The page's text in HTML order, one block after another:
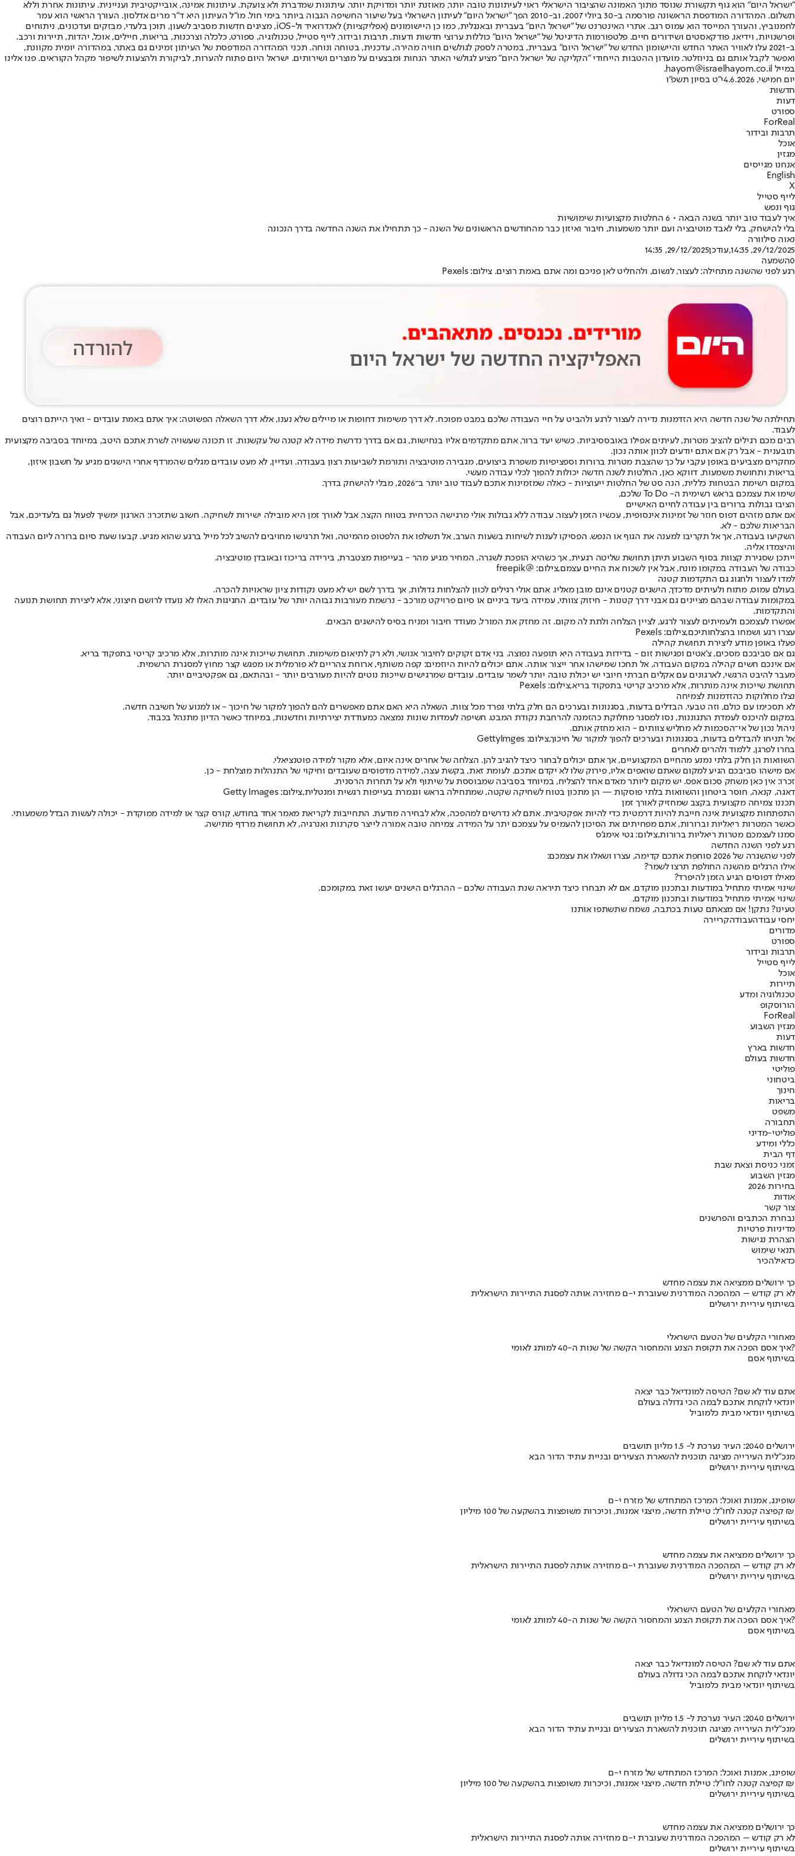
"ישראל היום" הוא גוף תקשורת שנוסד מתוך האמונה שהציבור הישראלי ראוי לעיתונות טובה יותר, מאוזנת יותר ומדויקת יותר. עיתונות שמדברת ולא צועקת. עיתונות אמינה, אובייקטיבית ועניינית. עיתונות אחרת וללא
תשלום. המהדורה המודפסת הראשונה פורסמה ב-30 ביולי 2007, וב-2010 הפך "ישראל היום" לעיתון הישראלי בעל שיעור החשיפה הגבוה ביותר בימי חול. מו"ל העיתון היא ד"ר מרים אדלסון. העורך הראשי הוא עמר
לחמנוביץ, והעורך המייסד הוא עמוס רגב. אתרי האינטרנט של "ישראל היום" בעברית ובאנגלית, כמו כן היישומונים (אפליקציות) לאנדרואיד ול-iOS, מציגים חדשות מסביב לשעון, תוכן בלעדי, מבזקים ועדכונים, ניתוחים
ופרשנויות, וידיאו, פודקאסטים ושידורים חיים. פלטפורמות הדיגיטל של "ישראל היום" כוללות ערוצי חדשות ודעות, תרבות ובידור, לייף סטייל, טכנולוגיה, ספורט, כלכלה וצרכנות, בריאות, חיילים, אוכל, יהדות, תיירות ורכב.
ב-2021 עלו לאוויר האתר החדש והיישומון החדש של "ישראל היום" בעברית, במטרה לספק לגולשים חוויה מהירה, עדכנית, בטוחה ונוחה. תכני המהדורה המודפסת של העיתון זמינים גם באתר, במהדורה יומית מקוונת,
ואפשר לקבל אותם גם בניוזלטר. מועדון ההטבות הייחודי "הקליקה של ישראל היום" מציע לגולשי האתר הנחות ומבצעים על מוצרים ושירותים. ישראל היום פתוח להערות, לביקורת ולהצעות לשיפור מקהל הקוראים. פנו אלינו
במייל hayom@israelhayom.co.il.
יום חמישי, 4.6.2026
י"ט בסיון תשפ"ו
חדשות
דעות
ספורט
ForReal
תרבות ובידור
אוכל
מגזין
אנחנו מגייסים
English
X
לייף סטייל
גוף ונפש
איך לעבוד טוב יותר בשנה הבאה • 6 החלטות מקצועיות שימושיות
בלי להישחק, בלי לאבד מוטיבציה ועם יותר משמעות, חיבור ואיזון כבר מהחודשים הראשונים של השנה - כך תתחילו את השנה החדשה בדרך הנכונה
נאוה סילוורה
29/12/2025, 14:35
,עודכן29/12/2025, 14:35
0השמעה
רגע לפני שהשנה מתחילה: לעצור, לנשום, ולהחליט לאן פניכם ומה אתם באמת רוצים. צילום: Pexels
תחילתה של שנה חדשה היא הזדמנות נדירה לעצור לרגע ולהביט על חיי העבודה שלכם במבט מפוכח. לא דרך משימות דחופות או מיילים שלא נענו, אלא דרך השאלה הפשוטה: איך אתם באמת עובדים - ואיך הייתם רוצים
לעבוד.
רבים מכם רגילים להציב מטרות, לעיתים אפילו באובססיביות. כשיש יעד ברור, אתם מתקדמים אליו בנחישות, גם אם בדרך נדרשת מידה לא קטנה של עקשנות. זו תכונה שעשויה לשרת אתכם היטב, במיוחד בסביבה מקצועית
תובענית - אבל רק אם אתם יודעים לכוון אותה נכון.
מחקרים מצביעים באופן עקבי על כך שהצבת מטרות ברורות וספציפיות משפרת ביצועים, מגבירה מוטיבציה ותורמת לשביעות רצון בעבודה. ועדיין, לא מעט עובדים מגלים שהמרדף אחרי הישגים מגיע על חשבון איזון,
בריאות ותחושת משמעות. דווקא כאן, החלטות לשנה חדשה יכולות להפוך לכלי עבודה מעשי.
במקום רשימת הבטחות כללית, הנה סט של החלטות ייעוציות - כאלה שמזמינות אתכם לעבוד טוב יותר ב־2026, מבלי להישחק בדרך.
שימו את עצמכם בראש רשימית ה- To Do שלכם,
הציבו גבולות ברורים בין עבודה לחיים האישיים
אם אתם מזהים דפוס חוזר של זמינות אינסופית, עכשיו הזמן לעצור. עבודה ללא גבולות אולי מרגישה הכרחית בטווח הקצר, אבל לאורך זמן היא מובילה ישירות לשחיקה. חשוב שתזכרו: הארגון ימשיך לפעול גם בלעדיכם, אבל
הבריאות שלכם - לא.
השקיעו בעבודה, אך אל תקריבו למענה את הגוף או הנפש. הפסיקו לענות לשיחות בשעות הערב, אל תשלפו את הלפטופ מהמיטה, ואל תרגישו מחויבים להשיב לכל מייל ברגע שהוא מגיע. קבעו שעת סיום ברורה ליום העבודה
והיצמדו אליה.
ייתכן שסגירת קצוות בסוף השבוע תיתן תחושת שליטה רגעית, אך כשהיא הופכת לשגרה, המחיר מגיע מהר - בעייפות מצטברת, בירידה בריכוז ובאובדן מוטיבציה.
כבודה של העבודה במקומו מונח, אבל אין לשכוח את החיים עצמם,צילום: @freepik
למדו לעצור ולחגוג גם התקדמות קטנה
בעולם עמוס, מתוח ולעיתים מדכדך, הישגים קטנים אינם מובן מאליו. אתם אולי רגילים לכוון להצלחות גדולות, אך בדרך לשם יש לא מעט נקודות ציון שראויות להכרה.
במקומות עבודה שבהם מציינים גם אבני דרך קטנות - חיזוק צוותי, עמידה ביעד ביניים או סיום פרויקט מורכב - נרשמת מעורבות גבוהה יותר של עובדים. החגיגות האלו לא נועדו לרושם חיצוני, אלא ליצירת תחושת תנועה
והתקדמות.
אפשרו לעצמכם ולעמיתים לעצור לרגע, לציין הצלחה ולתת לה מקום. זה מחזק את המורל, מעודד חיבור ומניח בסיס להישגים הבאים.
עצרו רגע ושמחו בהצלחותיכם,צילום: Pexels
פעלו באופן מודע ליצירת תחושת קהילה
גם אם סביבכם מסכים, צ’אטים ופגישות זום - בדידות בעבודה היא תופעה נפוצה. בני אדם זקוקים לחיבור אנושי, ולא רק לתיאום משימות. תחושת שייכות אינה מותרות, אלא מרכיב קריטי בתפקוד בריא.
אם אינכם חשים קהילה במקום העבודה, אל תחכו שמישהו אחר ייצור אותה. אתם יכולים להיות היוזמים: קפה משותף, ארוחת צהריים לא פורמלית או מפגש קצר מחוץ למסגרת הרשמית.
מעבר להיבט הרגשי, לארגונים עם אקלים חברתי חיובי יש יכולת טובה יותר לשמר עובדים. עובדים שמרגישים שייכות נוטים להיות מעורבים יותר - ובהתאם, גם אפקטיביים יותר.
תחושת שייכות אינה מותרות, אלא מרכיב קריטי בתפקוד בריא,צילום: Pexels
נצלו מחלוקות כהזדמנות לצמיחה
לא תסכימו עם כולם, וזה טבעי. הבדלים בדעות, בסגנונות ובערכים הם חלק בלתי נפרד מכל צוות. השאלה היא האם אתם מאפשרים להם להפוך למקור של חיכוך - או למנוע של חשיבה חדשה.
במקום להיכנס לעמדת התגוננות, נסו למסגר מחלוקת כהזמנה להרחבת נקודת המבט. חשיפה לעמדות שונות נמצאה כמעודדת יצירתיות וחדשנות, במיוחד כאשר הדיון מתנהל בכבוד.
ניהול נכון של אי־הסכמות לא מחליש צוותים - הוא מחזק אותם.
אל תניחו להבדלים בדעות, בסגנונות ובערכים להפוך למקור של חיכוך,צילום: GettyImges
בחרו לפרגן, ללמוד ולהרים לאחרים
השוואות הן חלק בלתי נמנע מהחיים המקצועיים, אך אתם יכולים לבחור כיצד להגיב להן. הצלחה של אחרים אינה איום, אלא מקור למידה פוטנציאלי.
אם מישהו סביבכם הגיע למקום שאתם שואפים אליו, פירוק שלו לא יקדם אתכם. לעומת זאת, בקשת עצה, למידה מדפוסים שעובדים וחיקוי של התנהלות מוצלחת - כן.
זכרו: אין כאן משחק סכום אפס. יש מקום ליותר מאדם אחד להצליח, במיוחד בסביבה שמבוססת על שיתוף ולא על תחרות הרסנית.
דאגה, קנאה, חוסר ביטחון והשוואות בלתי פוסקות — הן מתכון בטוח לשחיקה שקטה, שמתחילה בראש ונגמרת בעייפות רגשית ומנטלית,צילום: Getty Images
תכננו צמיחה מקצועית בקצב שמחזיק לאורך זמן
התפתחות מקצועית אינה חייבת להיות דרמטית כדי להיות אפקטיבית. אתם לא נדרשים למהפכה, אלא לבחירה מודעת. התחייבות לקריאת מאמר אחד בחודש, קורס קצר או למידה ממוקדת - יכולה לעשות הבדל משמעותי.
כאשר המטרות ריאליות וברורות, אתם מפחיתים את הסיכון להעמיס על עצמכם יתר על המידה. צמיחה טובה אמורה לייצר סקרנות ואנרגיה, לא תחושת מרדף מתישה.
סמנו לעצמכם מטרות ריאליות ברורות,צילום: גטי אימג'ס
רגע לפני השנה החדשה
לפני שהשגרה של 2026 סוחפת אתכם קדימה, עצרו ושאלו את עצמכם:
אילו הרגלים מהשנה החולפת תרצו לשמר?
מאילו דפוסים הגיע הזמן להיפרד?
שינוי אמיתי מתחיל במודעות ובתכנון מוקדם. אם לא תבחרו כיצד תיראה שנת העבודה שלכם - ההרגלים הישנים יעשו זאת במקומכם.
שינוי אמיתי מתחיל במודעות ובתכנון מוקדם,
טעינו? נתקן! אם מצאתם טעות בכתבה, נשמח שתשתפו אותנו
יחסי עבודהעבודהקריירה
מדורים
ספורט
תרבות ובידור
לייף סטייל
אוכל
תיירות
טכנולוגיה ומדע
הורוסקופ
ForReal
מגזין השבוע
דעות
חדשות בארץ
חדשות בעולם
פוליטי
ביטחוני
חינוך
בריאות
משפט
תחבורה
פוליטי-מדיני
כללי ומידע
דף הבית
זמני כניסת וצאת שבת
מגזין השבוע
בחירות 2026
אודות
צור קשר
נבחרת הכתבים והפרשנים
מדיניות פרטיות
הצהרת נגישות
תנאי שימוש
כדאילהכיר
כך ירושלים ממציאה את עצמה מחדש
לא רק קודש – המהפכה המודרנית שעוברת י-ם מחזירה אותה לפסגת התיירות הישראלית
בשיתוף עיריית ירושלים
מאחורי הקלעים של הטעם הישראלי
איך אסם הפכה את תקופת הצנע והמחסור הקשה של שנות ה-40 למותג לאומי?
בשיתוף אסם
אתם עוד לא שם? הטיסה למונדיאל כבר יצאה
יונדאי לוקחת אתכם לבמה הכי גדולה בעולם
בשיתוף יונדאי מבית כלמוביל
ירושלים 2040: העיר נערכת ל- 1.5 מליון תושבים
מנכ"לית העירייה מציגה תוכנית להשארת הצעירים ובניית עתיד הדור הבא
בשיתוף עיריית ירושלים
שופינג, אמנות ואוכל: המרכז המתחדש של מזרח י-ם
קפיצה קטנה לחו"ל: טיילת חדשה, מיצגי אמנות, וכיכרות משופצות בהשקעה של 100 מיליון ₪
בשיתוף עיריית ירושלים
כך ירושלים ממציאה את עצמה מחדש
לא רק קודש – המהפכה המודרנית שעוברת י-ם מחזירה אותה לפסגת התיירות הישראלית
בשיתוף עיריית ירושלים
מאחורי הקלעים של הטעם הישראלי
איך אסם הפכה את תקופת הצנע והמחסור הקשה של שנות ה-40 למותג לאומי?
בשיתוף אסם
אתם עוד לא שם? הטיסה למונדיאל כבר יצאה
יונדאי לוקחת אתכם לבמה הכי גדולה בעולם
בשיתוף יונדאי מבית כלמוביל
ירושלים 2040: העיר נערכת ל- 1.5 מליון תושבים
מנכ"לית העירייה מציגה תוכנית להשארת הצעירים ובניית עתיד הדור הבא
בשיתוף עיריית ירושלים
שופינג, אמנות ואוכל: המרכז המתחדש של מזרח י-ם
קפיצה קטנה לחו"ל: טיילת חדשה, מיצגי אמנות, וכיכרות משופצות בהשקעה של 100 מיליון ₪
בשיתוף עיריית ירושלים
כך ירושלים ממציאה את עצמה מחדש
לא רק קודש – המהפכה המודרנית שעוברת י-ם מחזירה אותה לפסגת התיירות הישראלית
בשיתוף עיריית ירושלים